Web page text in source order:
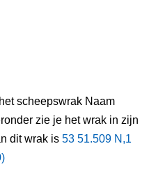
scheepswrak Naam
zie je het wrak in zijn
dit wrak is 53 51.509 N,1